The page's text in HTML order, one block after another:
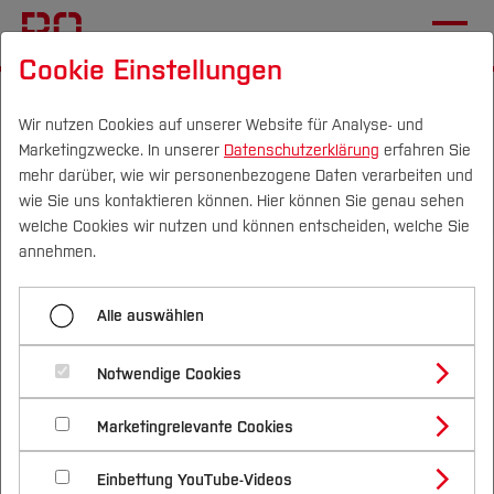
Campus Personen DE|EN Quicklinks
Studium
Studienangebote
Bachelorstudiengänge
Masterstudiengänge
Vor dem Studium
Bewerben & Einschreiben
Bewerbungsportal
Im Studium
Studienbüros und Prüfungen
Nach dem Studium
Forschung & Transfer
Profil
Forschungs- und Transferprofil
Schwerpunkte (FuT)
Beratung & Förderung
Nachhaltigkeit
Nachhaltigkeit studieren
International
Menü aufklappen
WEiterbildung
test
Mehrseitenformular
Mein Formular
Double Opt In
Beispielformular Double OptIn
Name
Cookie Einstellungen
Wir nutzen Cookies auf unserer Website für Analyse- und
Marketingzwecke. In unserer Datenschutzerklärung erfahren Sie
mehr darüber, wie wir personenbezogene Daten verarbeiten und
wie Sie uns kontaktieren können. Hier können Sie genau sehen
welche Cookies wir nutzen und können entscheiden, welche Sie
annehmen.
Alle auswählen
Notwendige Cookies
Marketingrelevante Cookies
Einbettung YouTube-Videos